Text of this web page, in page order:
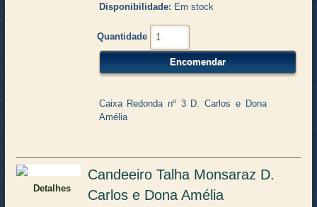
Disponibilidade
Em stock
Quantidade
Caixa Redonda nº 3 D. Carlos e Dona
Amélia
Detalhes
Candeeiro Talha Monsaraz D.
Carlos e Dona Amélia